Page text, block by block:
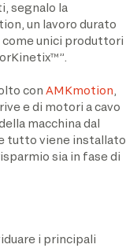
segnalo la
un lavoro durato
come unici produttori
con AMKmotion
e di motori a cavo
macchina dal
e tutto viene installato
sia in fase di
i principali